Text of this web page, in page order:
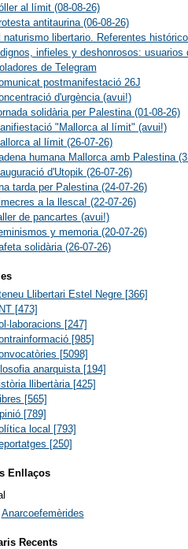
al límit (08-08-26)
antitaurina (06-08-26)
naturismo libertario. Referentes
infieles y deshonrosos: usuarios
de Telegram
postmanifestació 26J
d'urgència (avui!)
solidària per Palestina (01-08-26)
"Mallorca al límit" (avui!)
al límit (26-07-26)
humana Mallorca amb Palestina
d'Utopik (26-07-26)
tarda per Palestina (24-07-26)
a la llesca! (22-07-26)
de pancartes (avui!)
y memoria (20-07-26)
solidària (26-07-26)
Llibertari Estel Negre [366]
[473]
[247]
[985]
[5098]
anarquista [194]
llibertària [425]
[565]
[789]
local [793]
[250]
Enllaços
Anarcoefemèrides
Recents